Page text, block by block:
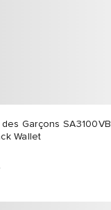
Garçons SA3100VB
Wallet